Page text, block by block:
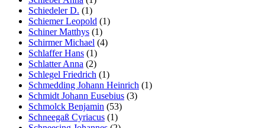
Schiedeler D. (1)
Schiemer Leopold (1)
Schiner Matthys (1)
Schirmer Michael (4)
Schlaffer Hans (1)
Schlatter Anna (2)
Schlegel Friedrich (1)
Schmedding Johann Heinrich (1)
Schmidt Johann Eusebius (3)
Schmolck Benjamin (53)
Schneegaß Cyriacus (1)